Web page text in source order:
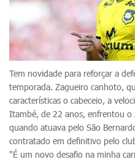
Tem novidade para reforçar a
temporada. Zagueiro canhoto,
características o cabeceio, a
Itambé, de 22 anos, enfrentou o
quando atuava pelo São
contratado em definitivo pelo
"É um novo desafio na minha